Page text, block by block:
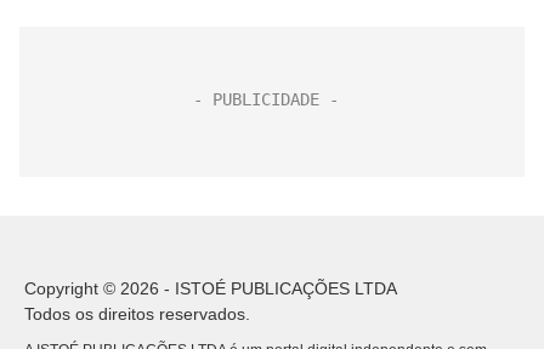
Copyright © 2026 - ISTOÉ PUBLICAÇÕES LTDA
Todos os direitos reservados.